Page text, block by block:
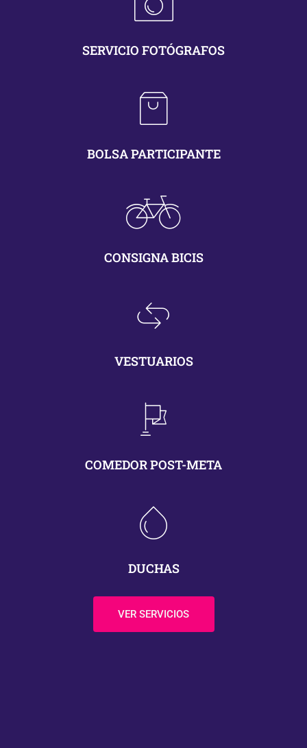
SERVICIO FOTÓGRAFOS
BOLSA PARTICIPANTE
CONSIGNA BICIS
VESTUARIOS
COMEDOR POST-META
DUCHAS
VER SERVICIOS